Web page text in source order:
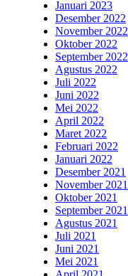
Januari 2023
Desember 2022
November 2022
Oktober 2022
September 2022
Agustus 2022
Juli 2022
Juni 2022
Mei 2022
April 2022
Maret 2022
Februari 2022
Januari 2022
Desember 2021
November 2021
Oktober 2021
September 2021
Agustus 2021
Juli 2021
Juni 2021
Mei 2021